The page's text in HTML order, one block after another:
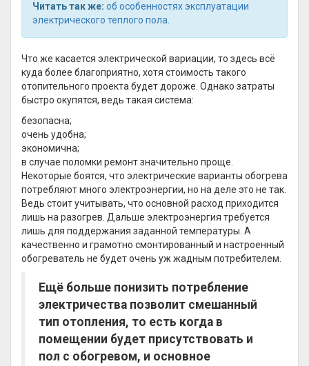
Читать так же: об особенностях эксплуатации
электрического теплого пола
Что же касается электрической вариации, то здесь всё
куда более благоприятно, хотя стоимость такого
отопительного проекта будет дороже. Однако затраты
быстро окупятся, ведь такая система:
безопасна;
очень удобна;
экономична;
в случае поломки ремонт значительно проще.
Некоторые боятся, что электрические варианты обогрева
потребляют много электроэнергии, но на деле это не так.
Ведь стоит учитывать, что основной расход приходится
лишь на разогрев. Дальше электроэнергия требуется
лишь для поддержания заданной температуры. А
качественно и грамотно смонтированный и настроенный
обогреватель не будет очень уж жадным потребителем.
Ещё больше понизить потребление
электричества позволит смешанный
тип отопления, то есть когда в
помещении будет присутствовать и
пол с обогревом, и основное